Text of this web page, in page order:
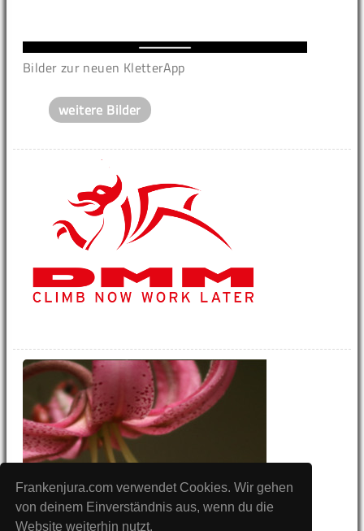
Frankenjura.com verwendet Cookies. Wir gehen
von deinem Einverständnis aus, wenn du die
Website weiterhin nutzt.
Bilder zur neuen KletterApp
weitere Bilder